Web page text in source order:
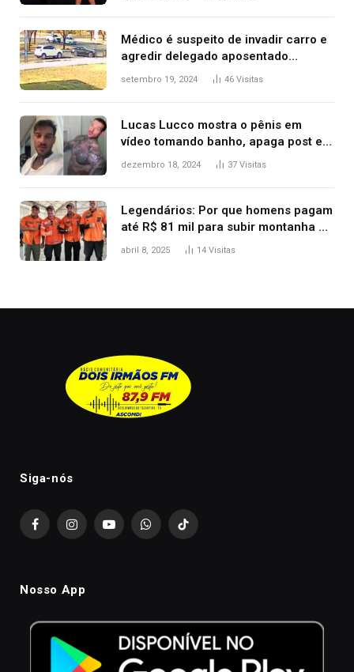
Médico é suspeito de invadir carro e
agredir delegado aposentado
durante confusão no trânsito
setembro 19, 2024 46 Visitas
Lucas Lucco mostra o pênis em
vídeo tomando banho, apaga post e
diz ‘foi mal’
dezembro 18, 2024 37 Visitas
Legendários: Por que homens pagam
até R$ 81 mil para subir montanha e
melhorar casamento?
abril 8, 2025 14 Visitas
Siga-nós
FacebookInstagramYouTubeWhatsAppTikTok
Nosso App